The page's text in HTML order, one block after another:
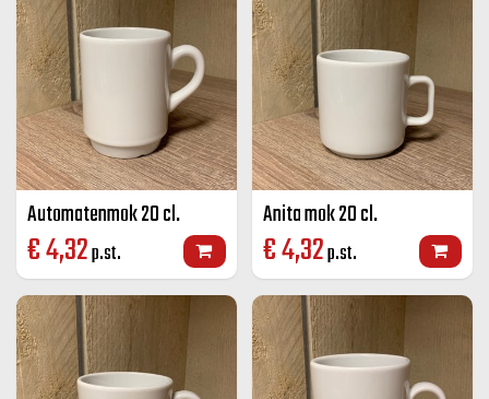
Automatenmok 20 cl.
€4,32p.st.
Anita mok 20 cl.
€4,32p.st.